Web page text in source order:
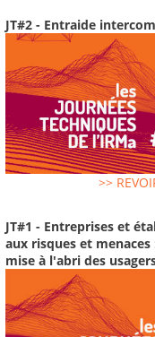
JT#2 - Entraide
>>
JT#1 - Entreprises et
aux risques et
mise à l'abri des